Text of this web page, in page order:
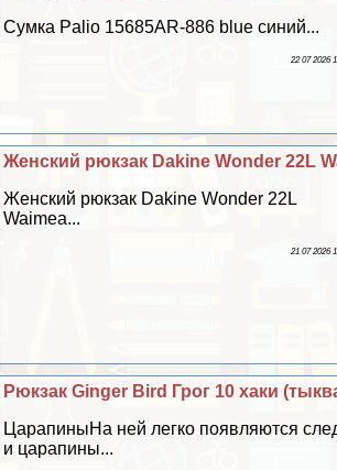
Сумка Palio 15685AR-886 blue синий...
22 07 2026
Женский рюкзак Dakine Wonder 22L
Женский рюкзак Dakine Wonder 22L
Waimea...
21 07 2026
Рюкзак Ginger Bird Грог 10 хаки
ЦарапиныНа ней легко появляются
и царапины...